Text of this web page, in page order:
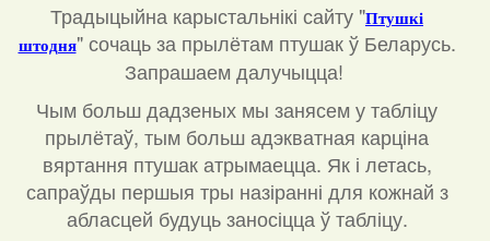
Традыцыйна карыстальнікі сайту "Птушкі
штодня" сочаць за прылётам птушак ў Беларусь.
Запрашаем далучыцца!
Чым больш дадзеных мы занясем у табліцу
прылётаў, тым больш адэкватная карціна
вяртання птушак атрымаецца. Як і летась,
сапраўды першыя тры назіранні для кожнай з
абласцей будуць заносіцца ў табліцу.